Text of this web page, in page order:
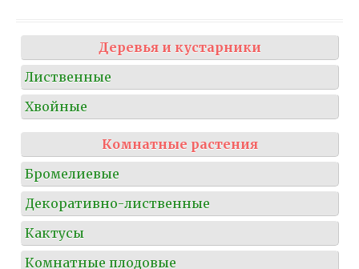
Деревья и кустарники
Лиственные
Хвойные
Комнатные растения
Бромелиевые
Декоративно-лиственные
Кактусы
Комнатные плодовые